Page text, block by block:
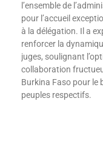
l’ensemble de
pour l’accueil
à la délégation. Il a
renforcer la
juges, soulignant
collaboration
Burkina Faso pour le
peuples respectifs.